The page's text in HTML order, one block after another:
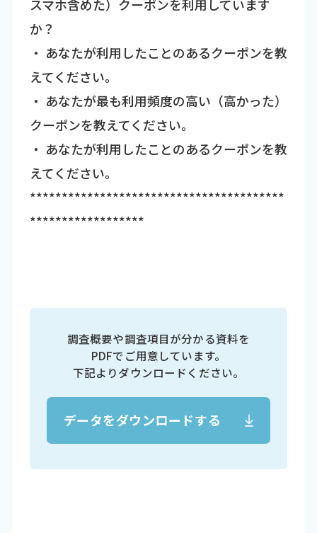
スマホ含めた）クーポンを利用しています
か？
・ あなたが利用したことのあるクーポンを教
えてください。
・ あなたが最も利用頻度の高い（高かった）
クーポンを教えてください。
・ あなたが利用したことのあるクーポンを教
えてください。
****************************************
******************
調査概要や調査項目が分かる資料を
PDFでご用意しています。
下記よりダウンロードください。
データをダウンロードする